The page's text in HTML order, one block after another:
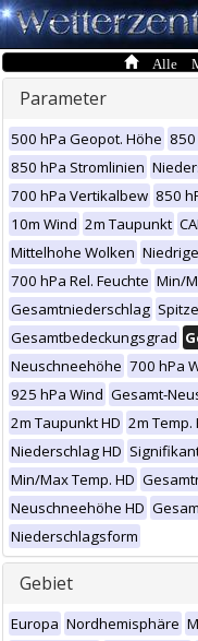
Alle
Parameter
500 hPa Geopot. Höhe 850
850 hPa Stromlinien
700 hPa Vertikalbew 850
10m Wind 2m Taupunkt
Mittelhohe Wolken
700 hPa Rel. Feuchte Min/
Gesamtniederschlag
Gesamtbedeckungsgrad
Neuschneehöhe 700 hPa
925 hPa Wind Gesamt-
2m Taupunkt HD 2m Temp.
Niederschlag HD
Min/Max Temp. HD
Neuschneehöhe HD
Niederschlagsform
Gebiet
Europa Nordhemisphäre